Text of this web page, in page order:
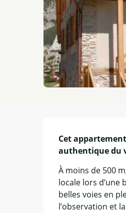
Cet
authentique du
À moins de 500
locale lors d’une
belles voies en
l’observation et